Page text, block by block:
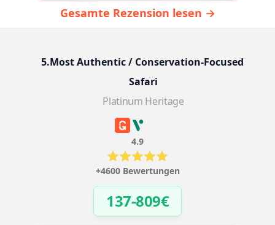
Gesamte Rezension lesen →
5.Most Authentic / Conservation-Focused
Safari
Platinum Heritage
4.9
+4600 Bewertungen
137-809€